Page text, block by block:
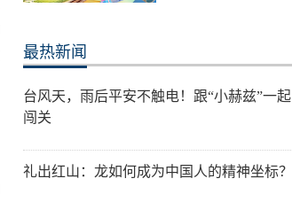
最热新闻
台风天，雨后平安不触电！跟“小赫兹”一起
闯关
礼出红山：龙如何成为中国人的精神坐标？